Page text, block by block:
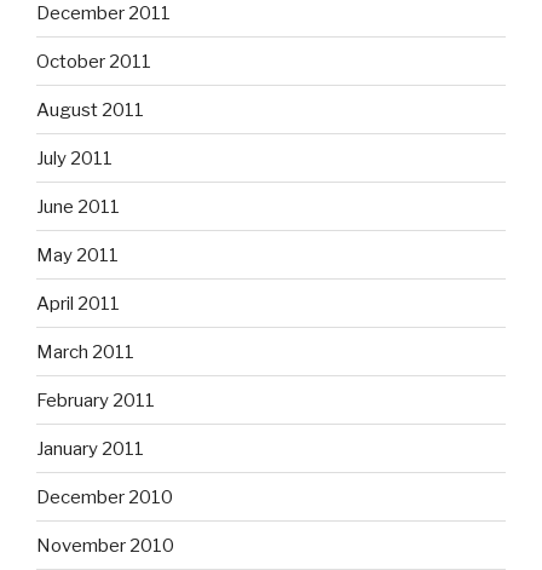
December 2011
October 2011
August 2011
July 2011
June 2011
May 2011
April 2011
March 2011
February 2011
January 2011
December 2010
November 2010